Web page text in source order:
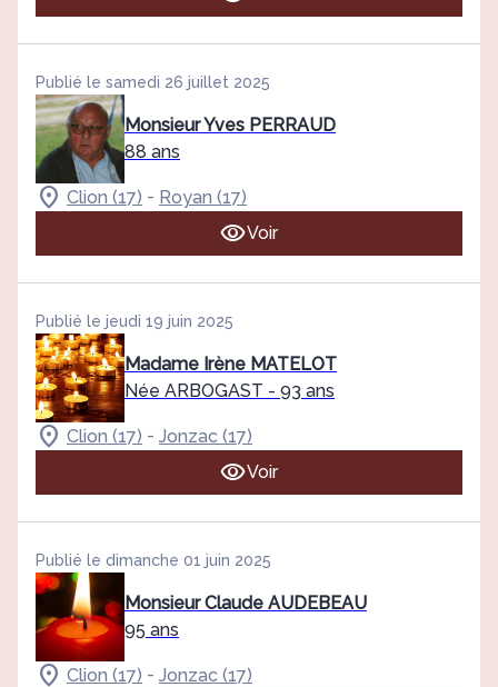
Publié le samedi 26 juillet 2025
Monsieur Yves PERRAUD
88 ans
Clion (17) - Royan (17)
Voir
Publié le jeudi 19 juin 2025
Madame Irène MATELOT
Née ARBOGAST - 93 ans
Clion (17) - Jonzac (17)
Voir
Publié le dimanche 01 juin 2025
Monsieur Claude AUDEBEAU
95 ans
Clion (17) - Jonzac (17)